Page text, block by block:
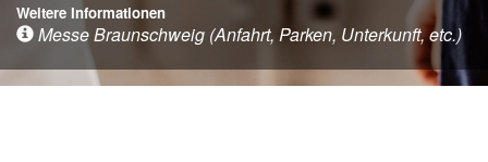
Weitere Informationen
Messe Braunschweig (Anfahrt, Parken, Unterkunft, etc.)